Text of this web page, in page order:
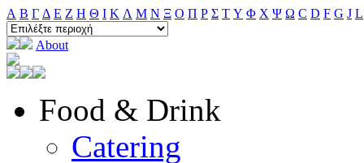
A B Γ Δ E Ζ H Θ I K Λ M N Ξ O Π Ρ Σ T Y Φ Χ Ψ Ω C D F G J L
About
Food & Drink
Catering